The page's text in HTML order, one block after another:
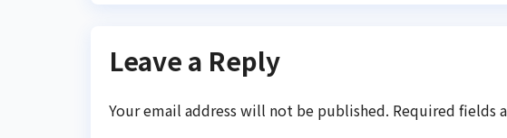
Leave a Reply
Your email address will not be published. Required fields